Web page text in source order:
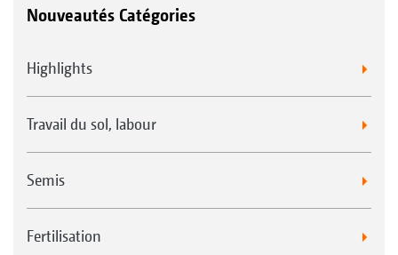
Nouveautés Catégories
Highlights
Travail du sol, labour
Semis
Fertilisation